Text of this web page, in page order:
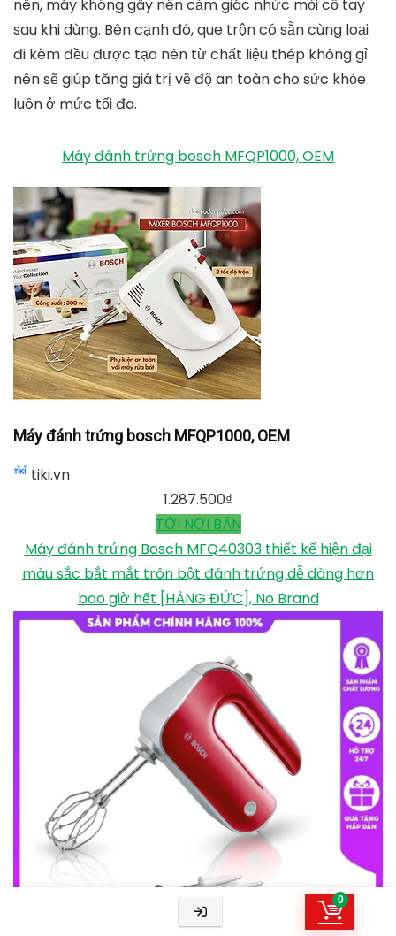
0
3.404.000₫
2.099.000 ₫
TỚI NƠI BÁN
5. Máy Bosch MFQ4020
cao cấp có công suất 450W. Đây chính là mức công
suất giúp thiết bị này có thể trộn bột, đánh trứng
nhanh chóng với chất lượng và thời gian không thua
kém các dòng máy có công suất 500W trở lên. Bên
cạnh đó, máy MFQ4020 cũng có bổ trợ thêm chế độ
Turbo. Từ đó, giúp tăng tốc hơn nữa quá trình nhào
nặn làm thức ăn.
Máy đánh trứng MFQ4020 được thiết kế với kích
thước nhỏ gọn cùng trọng lượng chỉ khoảng 1kg. Thế
nên, máy không gây nên cảm giác nhức mỏi cổ tay
sau khi dùng. Bên cạnh đó, que trộn có sẵn cùng loại
đi kèm đều được tạo nên từ chất liệu thép không gỉ
nên sẽ giúp tăng giá trị về độ an toàn cho sức khỏe
luôn ở mức tối đa.
Máy đánh trứng bosch MFQP1000, OEM